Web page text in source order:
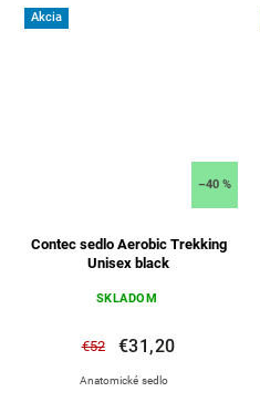
Akcia
–40 %
Contec sedlo Aerobic Trekking
Unisex black
SKLADOM
€52 €31,20
Anatomické sedlo